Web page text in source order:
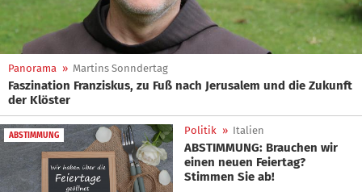
Panorama » Martins Sonndertag
Faszination Franziskus, zu Fuß nach Jerusalem und die Zukunft
der Klöster
ABSTIMMUNG Politik » Italien
ABSTIMMUNG: Brauchen wir
einen neuen Feiertag?
Stimmen Sie ab!